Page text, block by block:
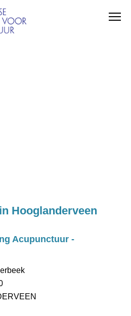
Hooglanderveen
Acupunctuur -